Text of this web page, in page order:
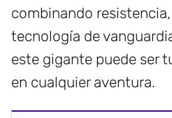
combinando
tecnología de
este gigante puede ser
en cualquier aventura.